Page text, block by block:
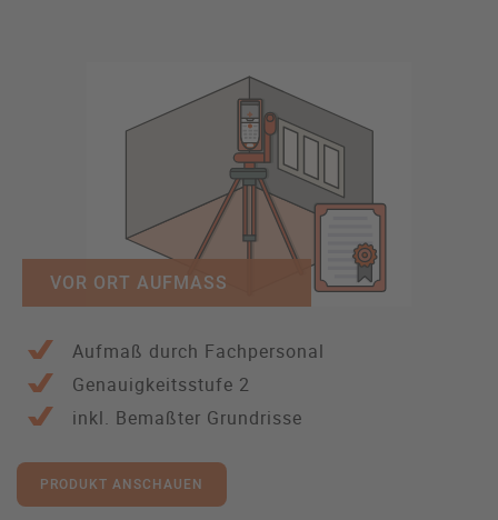
VOR ORT AUFMASS
Aufmaß durch Fachpersonal
Genauigkeitsstufe 2
inkl. Bemaßter Grundrisse
PRODUKT ANSCHAUEN